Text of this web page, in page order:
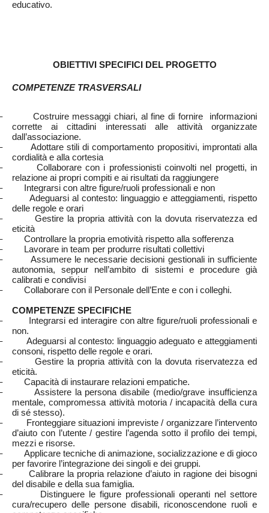
educativo.
OBIETTIVI SPECIFICI DEL PROGETTO
COMPETENZE TRASVERSALI
Costruire messaggi chiari, al fine di fornire informazioni
corrette ai cittadini interessati alle attività organizzate
dall’associazione.
Adottare stili di comportamento propositivi, improntati alla
cordialità e alla cortesia
Collaborare con i professionisti coinvolti nel progetti, in
relazione ai propri compiti e ai risultati da raggiungere
Integrarsi con altre figure/ruoli professionali e non
Adeguarsi al contesto: linguaggio e atteggiamenti, rispetto
delle regole e orari
Gestire la propria attività con la dovuta riservatezza ed
eticità
Controllare la propria emotività rispetto alla sofferenza
Lavorare in team per produrre risultati collettivi
Assumere le necessarie decisioni gestionali in sufficiente
autonomia, seppur nell’ambito di sistemi e procedure già
calibrati e condivisi
Collaborare con il Personale dell’Ente e con i colleghi.
COMPETENZE SPECIFICHE
Integrarsi ed interagire con altre figure/ruoli professionali e
non.
Adeguarsi al contesto: linguaggio adeguato e atteggiamenti
consoni, rispetto delle regole e orari.
Gestire la propria attività con la dovuta riservatezza ed
eticità.
Capacità di instaurare relazioni empatiche.
Assistere la persona disabile (medio/grave insufficienza
mentale, compromessa attività motoria / incapacità della cura
di sé stesso).
Fronteggiare situazioni impreviste / organizzare l’intervento
d’aiuto con l’utente / gestire l’agenda sotto il profilo dei tempi,
mezzi e risorse.
Applicare tecniche di animazione, socializzazione e di gioco
per favorire l’integrazione dei singoli e dei gruppi.
Calibrare la propria relazione d’aiuto in ragione dei bisogni
del disabile e della sua famiglia.
Distinguere le figure professionali operanti nel settore
cura/recupero delle persone disabili, riconoscendone ruoli e